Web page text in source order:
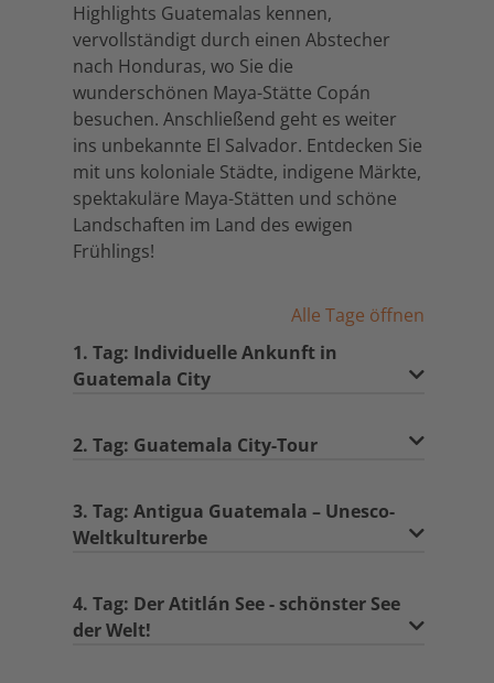
Highlights Guatemalas kennen,
vervollständigt durch einen Abstecher
nach Honduras, wo Sie die
wunderschönen Maya-Stätte Copán
besuchen. Anschließend geht es weiter
ins unbekannte El Salvador. Entdecken Sie
mit uns koloniale Städte, indigene Märkte,
spektakuläre Maya-Stätten und schöne
Landschaften im Land des ewigen
Frühlings!
Alle Tage öffnen
1. Tag: Individuelle Ankunft in
Guatemala City
2. Tag: Guatemala City-Tour
3. Tag: Antigua Guatemala – Unesco-
Weltkulturerbe
4. Tag: Der Atitlán See - schönster See
der Welt!